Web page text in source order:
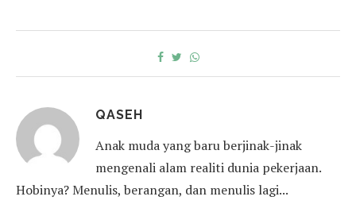
QASEH
Anak muda yang baru berjinak-jinak
mengenali alam realiti dunia pekerjaan.
Hobinya? Menulis, berangan, dan menulis lagi...